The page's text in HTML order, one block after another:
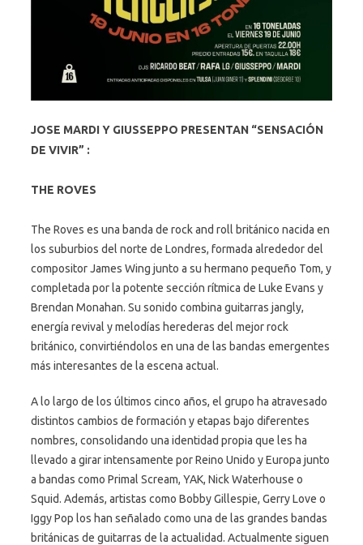
JOSE MARDI Y GIUSSEPPO PRESENTAN “SENSACIÓN
DE VIVIR” :
THE ROVES
The Roves es una banda de rock and roll británico nacida en
los suburbios del norte de Londres, formada alrededor del
compositor James Wing junto a su hermano pequeño Tom, y
completada por la potente sección rítmica de Luke Evans y
Brendan Monahan. Su sonido combina guitarras jangly,
energía revival y melodías herederas del mejor rock
británico, convirtiéndolos en una de las bandas emergentes
más interesantes de la escena actual.
A lo largo de los últimos cinco años, el grupo ha atravesado
distintos cambios de formación y etapas bajo diferentes
nombres, consolidando una identidad propia que les ha
llevado a girar intensamente por Reino Unido y Europa junto
a bandas como Primal Scream, YAK, Nick Waterhouse o
Squid. Además, artistas como Bobby Gillespie, Gerry Love o
Iggy Pop los han señalado como una de las grandes bandas
británicas de guitarras de la actualidad. Actualmente siguen